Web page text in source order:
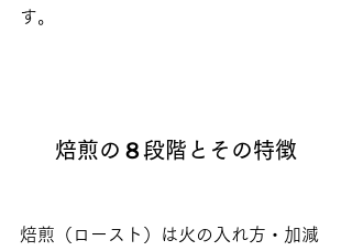
す。
焙煎の８段階とその特徴
焙煎（ロースト）は火の入れ方・加減